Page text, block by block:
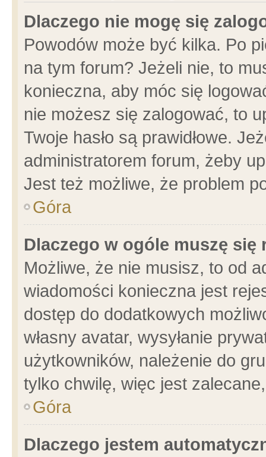
Dlaczego nie mogę się
Powodów może być kilka. Po
na tym forum? Jeżeli nie, to
konieczna, aby móc się
nie możesz się zalogować, to
Twoje hasło są prawidłowe.
administratorem forum, żeby
Jest też możliwe, że problem
Góra
Dlaczego w ogóle muszę się
Możliwe, że nie musisz, to od
wiadomości konieczna jest
dostęp do dodatkowych
własny avatar, wysyłanie
użytkowników, należenie do
tylko chwilę, więc jest
Góra
Dlaczego jestem